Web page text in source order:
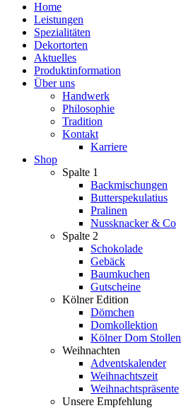
Home
Leistungen
Spezialitäten
Dekortorten
Aktuelles
Produktinformation
Über uns
Handwerk
Philosophie
Tradition
Kontakt
Karriere
Shop
Spalte 1
Backmischungen
Butterspekulatius
Pralinen
Nussknacker & Co
Spalte 2
Schokolade
Gebäck
Baumkuchen
Gutscheine
Kölner Edition
Dömchen
Domkollektion
Kölner Dom Stollen
Weihnachten
Adventskalender
Weihnachtszeit
Weihnachtspräsente
Unsere Empfehlung